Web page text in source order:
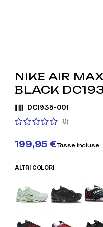
NIKE AIR
BLACK
DC1935-001
(0)
199,95 €Tasse incluse
ALTRI COLORI